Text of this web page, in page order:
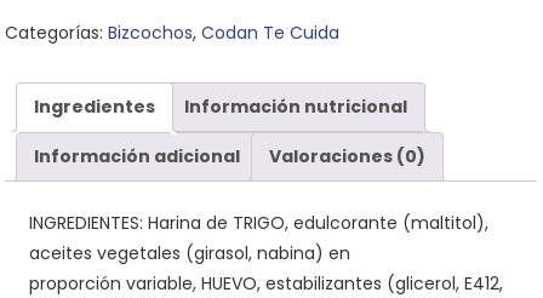
Categorías:Bizcochos,Codan Te Cuida
Ingredientes Información nutricional
Información adicional Valoraciones (0)
INGREDIENTES: Harina de TRIGO, edulcorante (maltitol),
aceites vegetales (girasol, nabina) en
proporción variable, HUEVO, estabilizantes (glicerol, E412,